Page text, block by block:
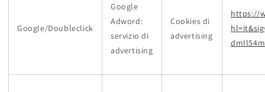
Google/Doubleclick
Google
Adword:
servizio di
advertising
Cookies di
advertising
https://